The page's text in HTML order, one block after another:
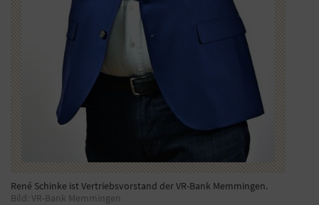
René Schinke ist Vertriebsvorstand der VR-Bank Memmingen.
Bild: VR-Bank Memmingen